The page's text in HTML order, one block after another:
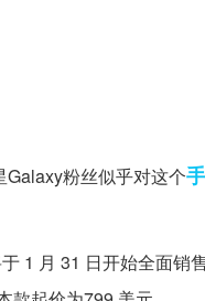
粉丝似乎对这个
1 月 31 日开始全面销